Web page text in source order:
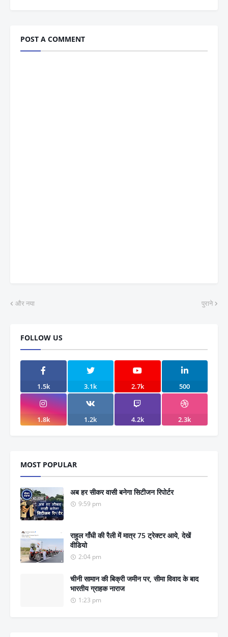
POST A COMMENT
और नया पुराने
FOLLOW US
1.5k 3.1k 2.7k 500
1.8k 1.2k 4.2k 2.3k
MOST POPULAR
अब हर सीकर वासी बनेगा सिटीजन रिपोर्टर
9:59 pm
राहुल गाँधी की रैली में मात्र 75 ट्रेक्टर आये, देखें
वीडियो
2:04 pm
चीनी सामान की बिक्री जमीन पर, सीमा विवाद के बाद
भारतीय ग्राहक नाराज
1:23 pm